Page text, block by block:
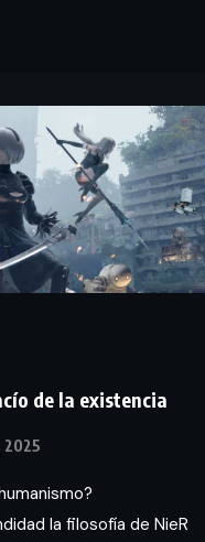
de la existencia
2025
la filosofía de NieR